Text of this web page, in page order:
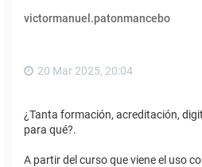
victormanuel.patonmancebo
20 Mar 2025, 20:04
¿Tanta formación, acreditación,
para qué?.
A partir del curso que viene el uso